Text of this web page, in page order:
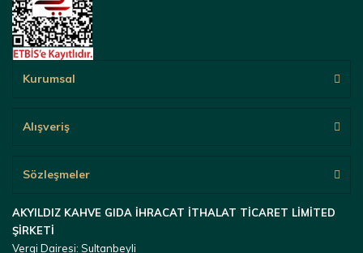
Kurumsal
Alışveriş
Sözleşmeler
AKYILDIZ KAHVE GIDA İHRACAT İTHALAT TİCARET LİMİTED
ŞİRKETİ
Vergi Dairesi: Sultanbeyli